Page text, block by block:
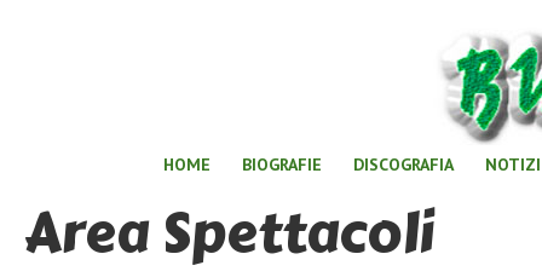
HOME BIOGRAFIE DISCOGRAFIA
Area Spettacoli